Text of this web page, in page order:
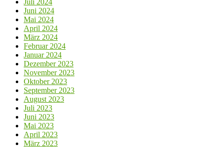
Juni 2024
Mai 2024
April 2024
März 2024
Februar 2024
Januar 2024
Dezember 2023
November 2023
Oktober 2023
September 2023
August 2023
Juli 2023
Juni 2023
Mai 2023
April 2023
März 2023